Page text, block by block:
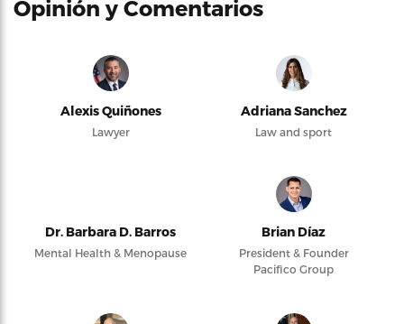
Opinión y Comentarios
Alexis Quiñones
Lawyer
Adriana Sanchez
Law and sport
Dr. Barbara D. Barros
Mental Health & Menopause
Brian Díaz
President & Founder
Pacifico Group